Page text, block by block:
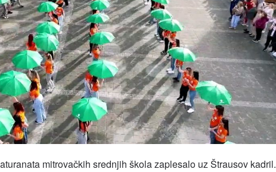
mitrovačkih srednjih škola zaplesalo uz Štrausov kadril.